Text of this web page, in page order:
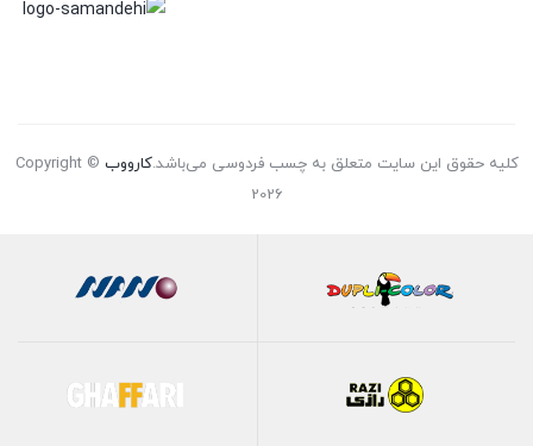
کلیه حقوق این سایت متعلق به چسب فردوسی می‌باشد.کارووب Copyright ©
2026